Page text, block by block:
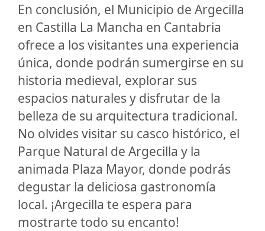
En conclusión, el Municipio de Argecilla
en Castilla La Mancha en Cantabria
ofrece a los visitantes una experiencia
única, donde podrán sumergirse en su
historia medieval, explorar sus
espacios naturales y disfrutar de la
belleza de su arquitectura tradicional.
No olvides visitar su casco histórico, el
Parque Natural de Argecilla y la
animada Plaza Mayor, donde podrás
degustar la deliciosa gastronomía
local. ¡Argecilla te espera para
mostrarte todo su encanto!